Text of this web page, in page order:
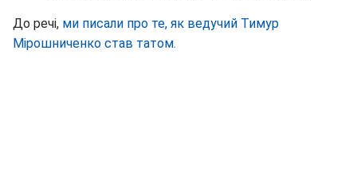
До речі, ми писали про те, як ведучий Тимур
Мірошниченко став татом.